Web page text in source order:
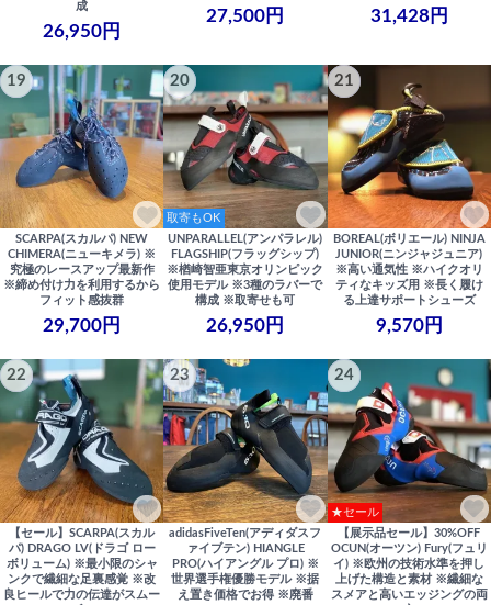
成
26,950円
27,500円 31,428円
19
SCARPA(スカルパ) NEW
CHIMERA(ニューキメラ) ※
究極のレースアップ最新作
※締め付け力を利用するから
フィット感抜群
29,700円
20
取寄もOK
UNPARALLEL(アンパラレル)
FLAGSHIP(フラッグシップ)
※楢崎智亜東京オリンピック
使用モデル ※3種のラバーで
構成 ※取寄せも可
26,950円
21
BOREAL(ボリエール) NINJA
JUNIOR(ニンジャジュニア)
※高い通気性 ※ハイクオリ
ティなキッズ用 ※長く履け
る上達サポートシューズ
9,570円
22
【セール】SCARPA(スカル
パ) DRAGO LV(ドラゴ ロー
ボリューム) ※最小限のシャ
ンクで繊細な足裏感覚 ※改
良ヒールで力の伝達がスムー
23
adidasFiveTen(アディダスフ
ァイブテン) HIANGLE
PRO(ハイアングル プロ) ※
世界選手権優勝モデル ※据
え置き価格でお得 ※廃番
24
★セール
【展示品セール】30%OFF
OCUN(オーツン) Fury(フュリ
イ) ※欧州の技術水準を押し
上げた構造と素材 ※繊細な
スメアと高いエッジングの両